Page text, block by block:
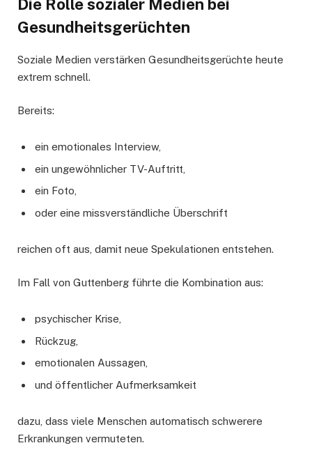
Die Rolle sozialer Medien bei
Gesundheitsgerüchten
Soziale Medien verstärken Gesundheitsgerüchte heute
extrem schnell.
Bereits:
ein emotionales Interview,
ein ungewöhnlicher TV-Auftritt,
ein Foto,
oder eine missverständliche Überschrift
reichen oft aus, damit neue Spekulationen entstehen.
Im Fall von Guttenberg führte die Kombination aus:
psychischer Krise,
Rückzug,
emotionalen Aussagen,
und öffentlicher Aufmerksamkeit
dazu, dass viele Menschen automatisch schwerere
Erkrankungen vermuteten.